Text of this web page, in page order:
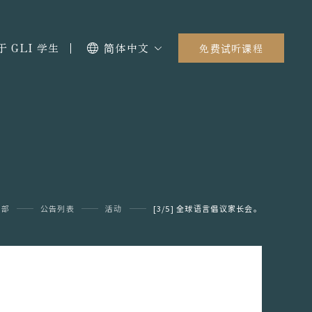
GLI 学生 简体中文 免费试听课程
公告列表 活动 [3/5] 全球语言倡议家长会。